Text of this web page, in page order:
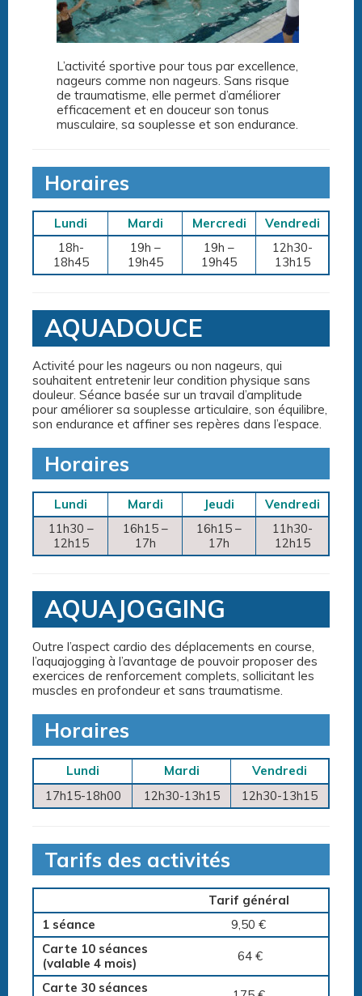
L’activité sportive pour tous par excellence,
nageurs comme non nageurs. Sans risque
de traumatisme, elle permet d’améliorer
efficacement et en douceur son tonus
musculaire, sa souplesse et son endurance.
Horaires
Lundi Mardi Mercredi
Vendredi
18h-
18h45
19h –
19h45
19h –
19h45
12h30-
13h15
AQUADOUCE
Activité pour les nageurs ou non nageurs, qui
souhaitent entretenir leur condition physique sans
douleur. Séance basée sur un travail d’amplitude
pour améliorer sa souplesse articulaire, son équilibre,
son endurance et affiner ses repères dans l’espace.
Horaires
Lundi Mardi Jeudi
Vendredi
11h30 –
12h15
16h15 –
17h
16h15 –
17h
11h30-
12h15
AQUAJOGGING
Outre l’aspect cardio des déplacements en course,
l’aquajogging à l’avantage de pouvoir proposer des
exercices de renforcement complets, sollicitant les
muscles en profondeur et sans traumatisme.
Horaires
Lundi Mardi
Vendredi
17h15-18h00
12h30-13h15 12h30-13h15
Tarifs des activités
Tarif général
1 séance
9,50 €
Carte 10 séances
(valable 4 mois)
64 €
Carte 30 séances